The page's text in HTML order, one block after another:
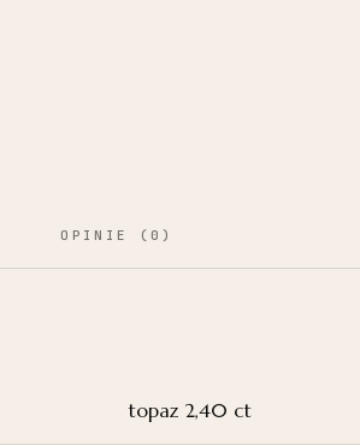
OPINIE (0)
topaz 2,40 ct